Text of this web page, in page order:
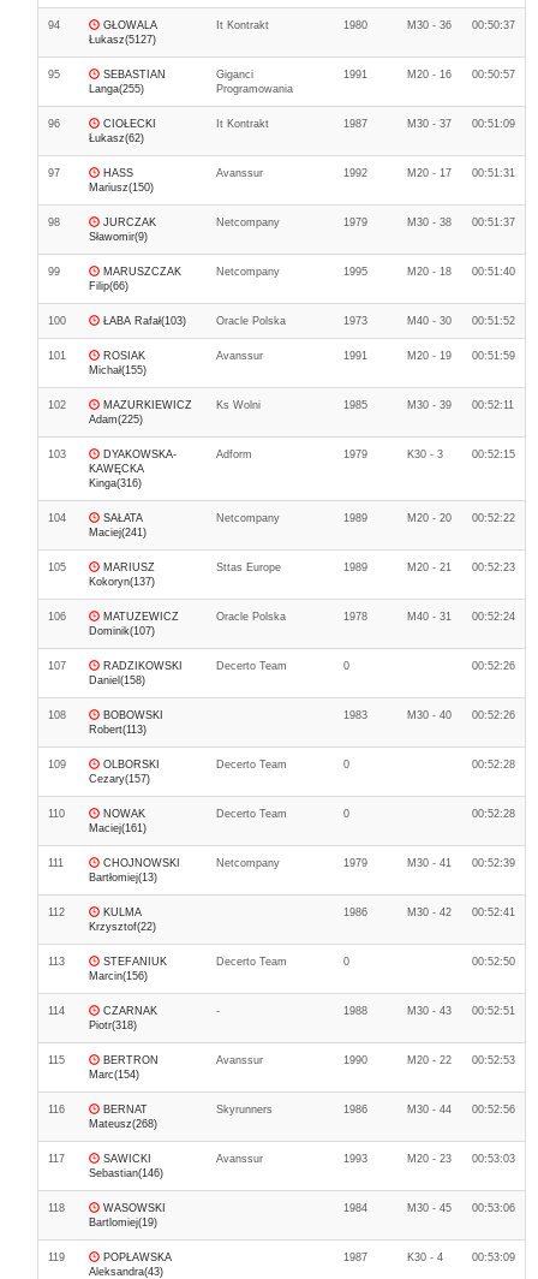
94
GŁOWALA
Łukasz(5127)
It Kontrakt 1980 M30 - 36 00:50:37
95
SEBASTIAN
Langa(255)
Giganci
Programowania
1991 M20 - 16 00:50:57
96
CIOŁECKI
Łukasz(62)
It Kontrakt 1987 M30 - 37 00:51:09
97
HASS
Mariusz(150)
Avanssur 1992 M20 - 17 00:51:31
98
JURCZAK
Sławomir(9)
Netcompany 1979 M30 - 38 00:51:37
99
MARUSZCZAK
Filip(66)
Netcompany 1995 M20 - 18 00:51:40
100 ŁABA Rafał(103) Oracle Polska 1973 M40 - 30 00:51:52
101
ROSIAK
Michał(155)
Avanssur 1991 M20 - 19 00:51:59
102
MAZURKIEWICZ
Adam(225)
Ks Wolni 1985 M30 - 39 00:52:11
103
DYAKOWSKA-
KAWĘCKA
Kinga(316)
Adform 1979 K30 - 3 00:52:15
104
SAŁATA
Maciej(241)
Netcompany 1989 M20 - 20 00:52:22
105
MARIUSZ
Kokoryn(137)
Sttas Europe 1989 M20 - 21 00:52:23
106
MATUZEWICZ
Dominik(107)
Oracle Polska 1978 M40 - 31 00:52:24
107
RADZIKOWSKI
Daniel(158)
Decerto Team 0 00:52:26
108
BOBOWSKI
Robert(113)
1983 M30 - 40 00:52:26
109
OLBORSKI
Cezary(157)
Decerto Team 0 00:52:28
110
NOWAK
Maciej(161)
Decerto Team 0 00:52:28
111
CHOJNOWSKI
Bartłomiej(13)
Netcompany 1979 M30 - 41 00:52:39
112
KULMA
Krzysztof(22)
1986 M30 - 42 00:52:41
113
STEFANIUK
Marcin(156)
Decerto Team 0 00:52:50
114
CZARNAK
Piotr(318)
- 1988 M30 - 43 00:52:51
115
BERTRON
Marc(154)
Avanssur 1990 M20 - 22 00:52:53
116
BERNAT
Mateusz(268)
Skyrunners 1986 M30 - 44 00:52:56
117
SAWICKI
Sebastian(146)
Avanssur 1993 M20 - 23 00:53:03
118
WASOWSKI
Bartlomiej(19)
1984 M30 - 45 00:53:06
119
POPŁAWSKA
Aleksandra(43)
1987 K30 - 4 00:53:09